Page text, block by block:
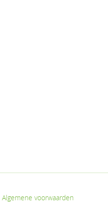
Algemene voorwaarden